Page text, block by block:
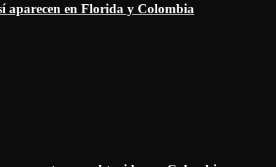
aparecen en Florida y Colombia